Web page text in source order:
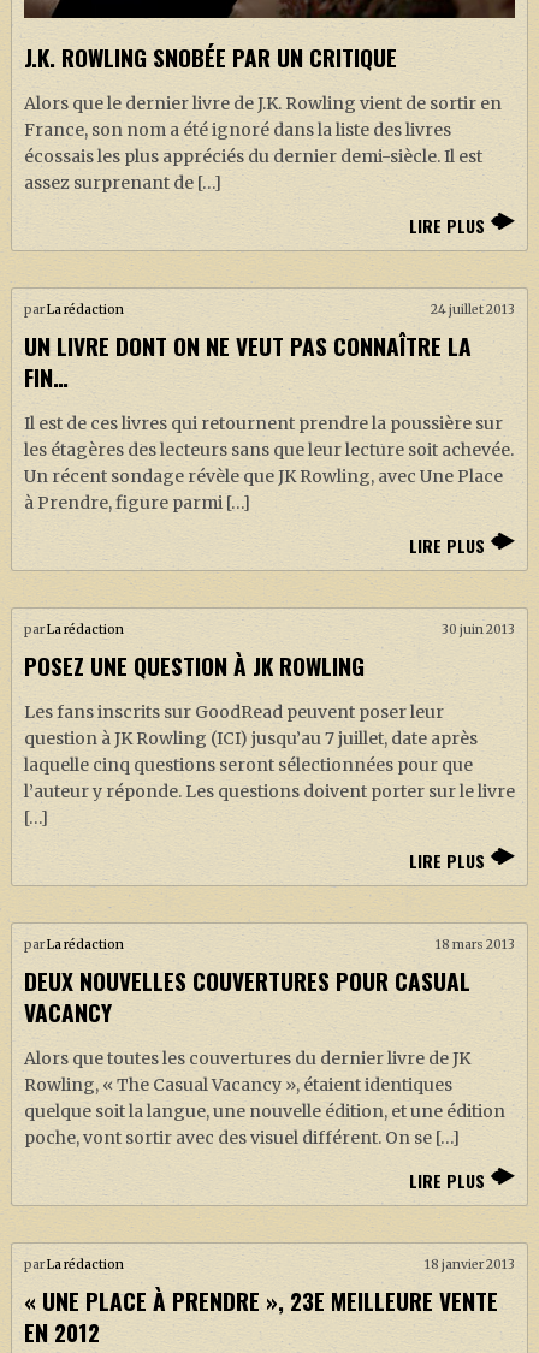
J.K. ROWLING SNOBÉE PAR UN CRITIQUE
Alors que le dernier livre de J.K. Rowling vient de sortir en
France, son nom a été ignoré dans la liste des livres
écossais les plus appréciés du dernier demi-siècle. Il est
assez surprenant de […]
LIRE PLUS
parLa rédaction 24 juillet 2013
UN LIVRE DONT ON NE VEUT PAS CONNAÎTRE LA
FIN…
Il est de ces livres qui retournent prendre la poussière sur
les étagères des lecteurs sans que leur lecture soit achevée.
Un récent sondage révèle que JK Rowling, avec Une Place
à Prendre, figure parmi […]
LIRE PLUS
parLa rédaction 30 juin 2013
POSEZ UNE QUESTION À JK ROWLING
Les fans inscrits sur GoodRead peuvent poser leur
question à JK Rowling (ICI) jusqu’au 7 juillet, date après
laquelle cinq questions seront sélectionnées pour que
l’auteur y réponde. Les questions doivent porter sur le livre
[…]
LIRE PLUS
parLa rédaction 18 mars 2013
DEUX NOUVELLES COUVERTURES POUR CASUAL
VACANCY
Alors que toutes les couvertures du dernier livre de JK
Rowling, « The Casual Vacancy », étaient identiques
quelque soit la langue, une nouvelle édition, et une édition
poche, vont sortir avec des visuel différent. On se […]
LIRE PLUS
parLa rédaction 18 janvier 2013
« UNE PLACE À PRENDRE », 23E MEILLEURE VENTE
EN 2012